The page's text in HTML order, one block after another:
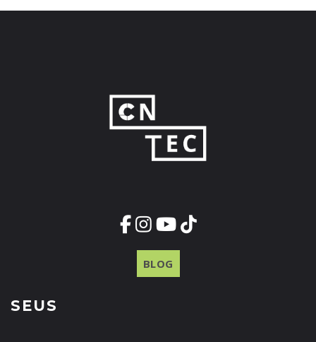
BLOG
SEUS